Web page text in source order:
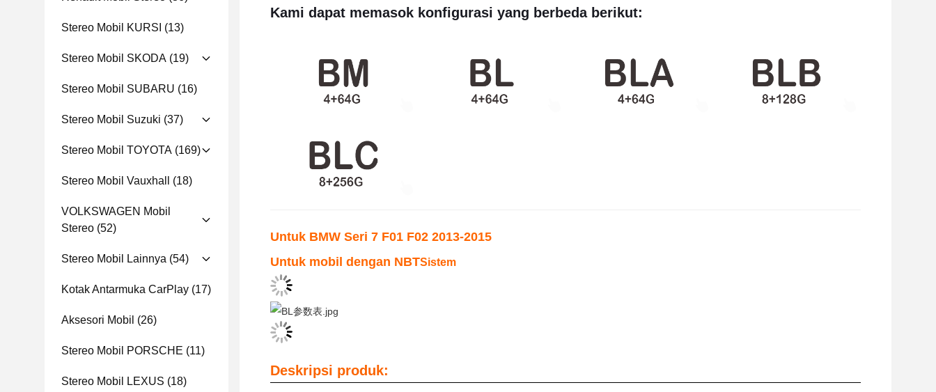
Stereo Mobil KURSI (13)
Stereo Mobil SKODA (19)
Stereo Mobil SUBARU (16)
Stereo Mobil Suzuki (37)
Stereo Mobil TOYOTA (169)
Stereo Mobil Vauxhall (18)
VOLKSWAGEN Mobil
Stereo (52)
Stereo Mobil Lainnya (54)
Kotak Antarmuka CarPlay (17)
Aksesori Mobil (26)
Stereo Mobil PORSCHE (11)
Stereo Mobil LEXUS (18)
Kami dapat memasok konfigurasi yang berbeda berikut:
Untuk BMW Seri 7 F01 F02 2013-2015
Untuk mobil dengan NBTSistem
Deskripsi produk: